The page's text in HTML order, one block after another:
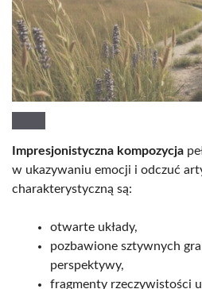
Impresjonistyczna kompozycja
w ukazywaniu emocji i odczuć
charakterystyczną są:
otwarte układy,
pozbawione sztywnych
perspektywy,
fragmenty rzeczywistości